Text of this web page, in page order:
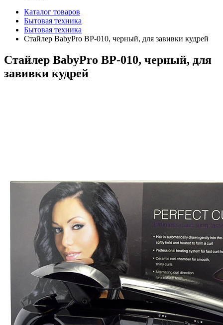
Каталог товаров
Бытовая техника
Бытовая техника
Стайлер BabyPro BP-010, черный, для завивки кудрей
Стайлер BabyPro BP-010, черный, для
завивки кудрей